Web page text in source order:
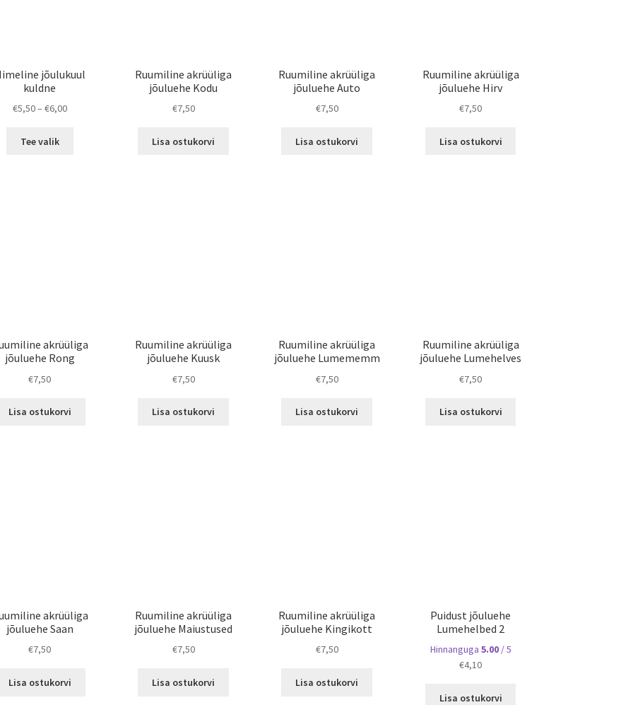
jõulukuul
kuldne
€5,50– €6,00Price
Tee valik
Ruumiline akrüüliga
jõuluehe Kodu
€7,50
Lisa ostukorvi
Ruumiline akrüüliga
jõuluehe Auto
€7,50
Lisa ostukorvi
Ruumiline akrüüliga
jõuluehe Hirv
€7,50
Lisa ostukorvi
akrüüliga
jõuluehe Rong
€7,50
Lisa ostukorvi
Ruumiline akrüüliga
jõuluehe Kuusk
€7,50
Lisa ostukorvi
Ruumiline akrüüliga
jõuluehe Lumememm
€7,50
Lisa ostukorvi
Ruumiline akrüüliga
jõuluehe Lumehelves
€7,50
Lisa ostukorvi
akrüüliga
jõuluehe Saan
€7,50
Lisa ostukorvi
Ruumiline akrüüliga
jõuluehe Maiustused
€7,50
Lisa ostukorvi
Ruumiline akrüüliga
jõuluehe Kingikott
€7,50
Lisa ostukorvi
Puidust jõuluehe
Lumehelbed 2
Hinnanguga 5.00/ 5
€4,10
Lisa ostukorvi